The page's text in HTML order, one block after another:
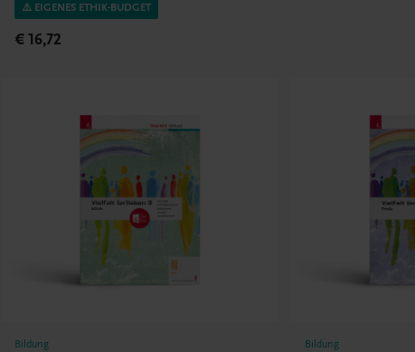
⚠️ EIGENES ETHIK-BUDGET
€ 16,72
Bildung Bildung